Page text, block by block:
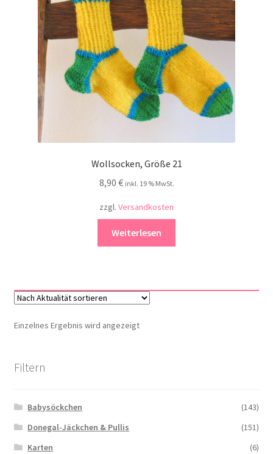
Kontakt
Wollsocken, Größe 21
8,90 € inkl. 19 % MwSt.
zzgl. Versandkosten
Weiterlesen
Einzelnes Ergebnis wird angezeigt
Filtern
Babysöckchen
(143)
Donegal-Jäckchen & Pullis
(151)
Karten
(6)